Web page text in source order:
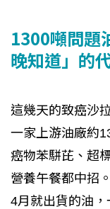
1300噸問
晚知道」的
這幾天的致癌沙
一家上游油廠約
癌物苯駢芘、超
營養午餐都中招
4月就出貨的油